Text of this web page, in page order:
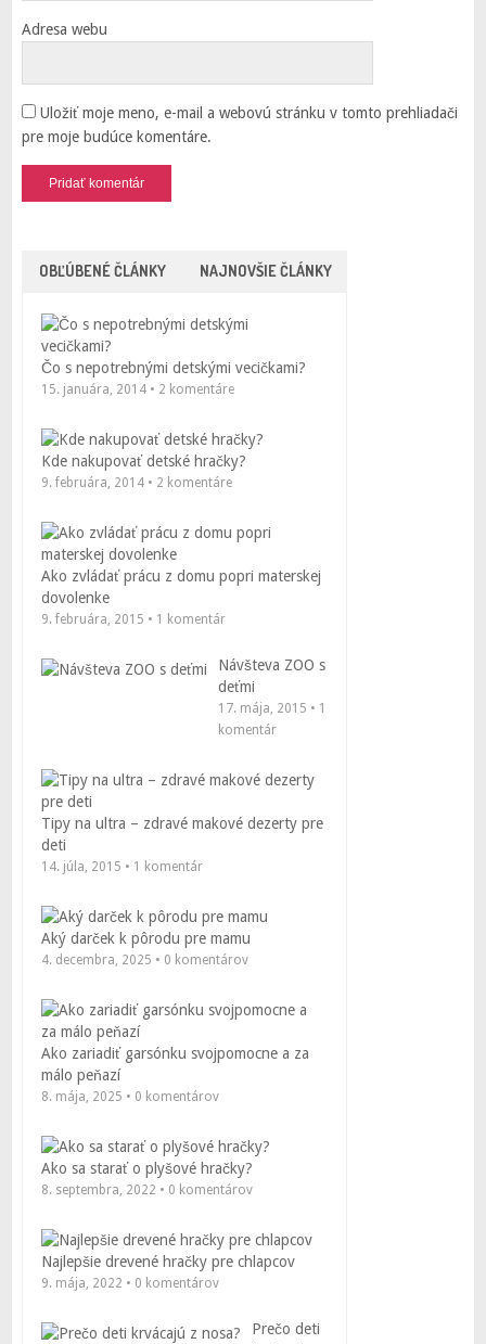
Adresa webu
Uložiť moje meno, e-mail a webovú stránku v tomto prehliadači
pre moje budúce komentáre.
OBĽÚBENÉ ČLÁNKY NAJNOVŠIE ČLÁNKY
Čo s nepotrebnými detskými vecičkami?
15. januára, 2014 • 2 komentáre
Kde nakupovať detské hračky?
9. februára, 2014 • 2 komentáre
Ako zvládať prácu z domu popri materskej
dovolenke
9. februára, 2015 • 1 komentár
Návšteva ZOO s
deťmi
17. mája, 2015 • 1
komentár
Tipy na ultra – zdravé makové dezerty pre
deti
14. júla, 2015 • 1 komentár
Aký darček k pôrodu pre mamu
4. decembra, 2025 • 0 komentárov
Ako zariadiť garsónku svojpomocne a za
málo peňazí
8. mája, 2025 • 0 komentárov
Ako sa starať o plyšové hračky?
8. septembra, 2022 • 0 komentárov
Najlepšie drevené hračky pre chlapcov
9. mája, 2022 • 0 komentárov
Prečo deti